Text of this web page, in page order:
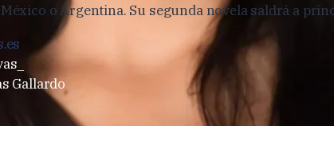
o Argentina. Su segunda novela saldrá a
Gallardo